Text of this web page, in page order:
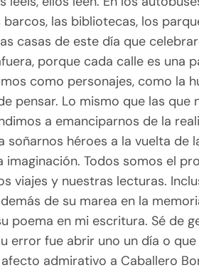
las bibliotecas, los
casas de este día que
porque cada calle es una
como personajes, como la
pensar. Lo mismo que las que
a emanciparnos de la
héroes a la vuelta de
imaginación. Todos somos el
viajes y nuestras lecturas.
de su marea en la
poema en mi escritura. Sé de
error fue abrir uno un día o
admirativo a Caballero